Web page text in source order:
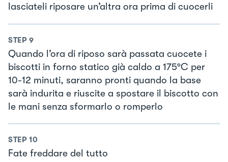
lasciateli riposare un’altra ora prima di cuocerli
STEP 9
Quando l’ora di riposo sarà passata cuocete i
biscotti in forno statico già caldo a 175°C per
10-12 minuti, saranno pronti quando la base
sarà indurita e riuscite a spostare il biscotto con
le mani senza sformarlo o romperlo
STEP 10
Fate freddare del tutto